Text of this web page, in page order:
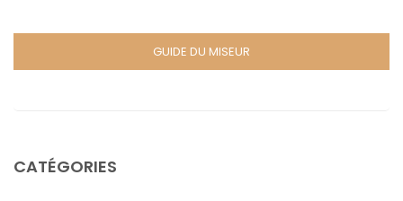
GUIDE DU MISEUR
CATÉGORIES